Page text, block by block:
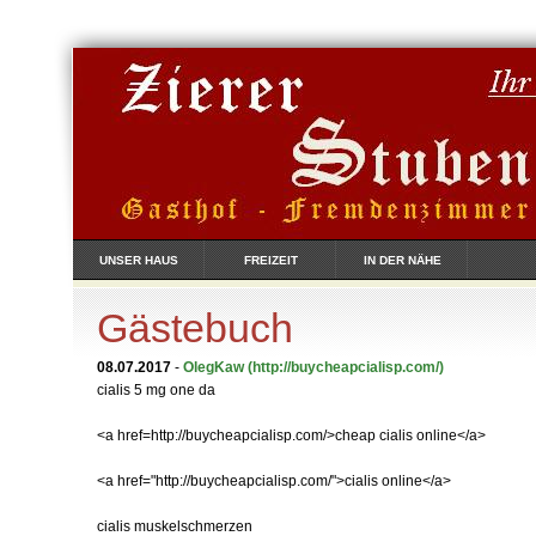
UNSER HAUS FREIZEIT IN DER NÄHE
Gästebuch
08.07.2017 - OlegKaw (http://buycheapcialisp.com/)
cialis 5 mg one da
<a href=http://buycheapcialisp.com/>cheap cialis online</a>
<a href="http://buycheapcialisp.com/">cialis online</a>
cialis muskelschmerzen